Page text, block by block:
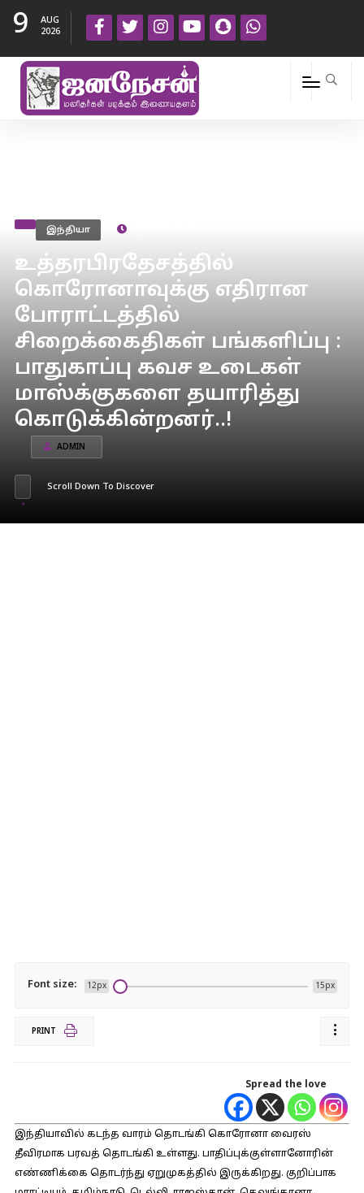
9
AUG
2026
இந்தியா
உத்தரபிரதேசத்தில்
கொரோனாவுக்கு எதிரான
போராட்டத்தில்
சிறைக்கைதிகள் பங்களிப்பு :
பாதுகாப்பு கவச உடைகள்
மாஸ்க்குகளை தயாரித்து
கொடுக்கின்றனர்..!
ADMIN
Scroll Down To Discover
Font size: 12px 15px
PRINT
Spread the love
இந்தியாவில் கடந்த வாரம் தொடங்கி கொரோனா வைரஸ்
தீவிரமாக பரவத் தொடங்கி உள்ளது. பாதிப்புக்குள்ளானோரின்
எண்ணிக்கை தொடர்ந்து ஏறுமுகத்தில் இருக்கிறது. குறிப்பாக